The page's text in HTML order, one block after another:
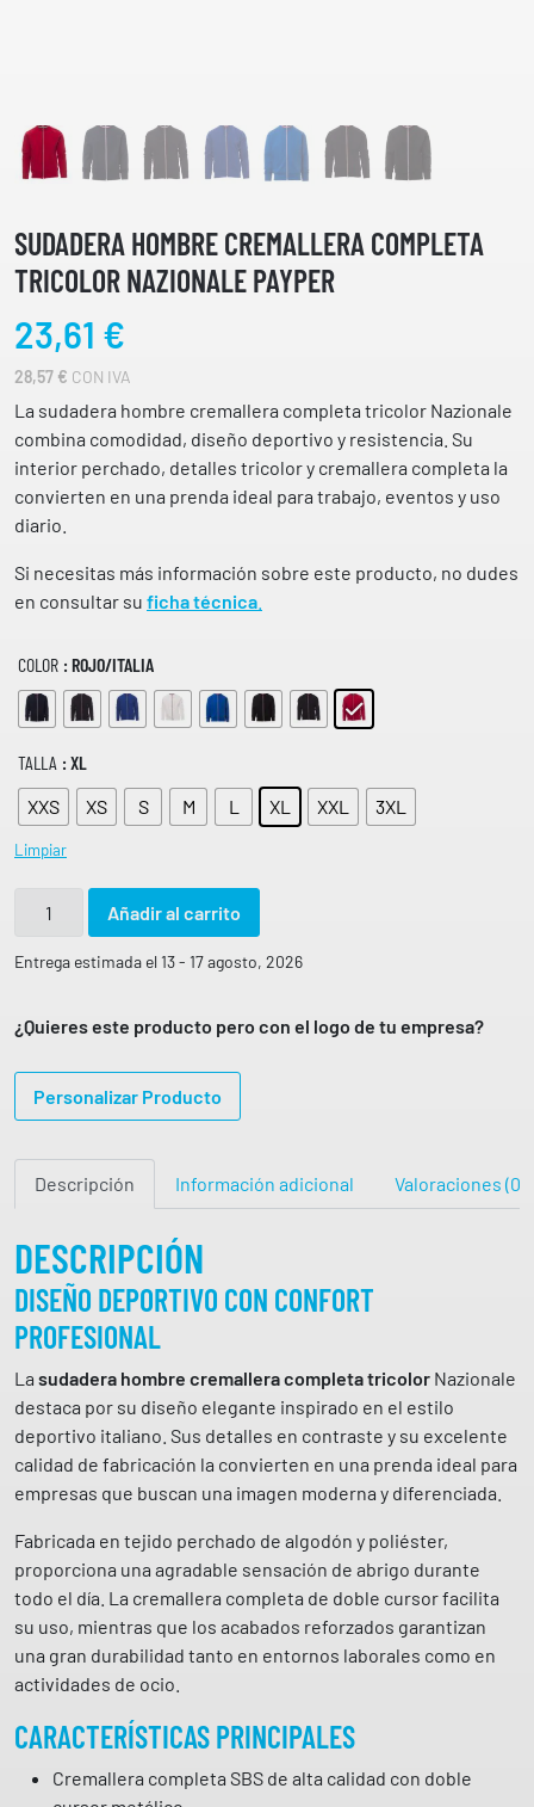
SUDADERA HOMBRE CREMALLERA COMPLETA
TRICOLOR NAZIONALE PAYPER
23,61 €
28,57 € CON IVA
La sudadera hombre cremallera completa tricolor Nazionale
combina comodidad, diseño deportivo y resistencia. Su
interior perchado, detalles tricolor y cremallera completa la
convierten en una prenda ideal para trabajo, eventos y uso
diario.
Si necesitas más información sobre este producto, no dudes
en consultar su ficha técnica
COLOR : ROJO/ITALIA
TALLA : XL
XXS
XS S M L XL XXL 3XL
Limpiar
d
e
r
o
b
r
e
r
m
a
l
l
e
r
c
e
Añadir al carrito
Entrega estimada el 13 - 17 agosto, 2026
¿Quieres este producto pero con el logo de tu empresa?
Personalizar Producto
Descripción Información adicional Valoraciones (0)
DESCRIPCIÓN
DISEÑO DEPORTIVO CON CONFORT
PROFESIONAL
La sudadera hombre cremallera completa tricolor Nazionale
destaca por su diseño elegante inspirado en el estilo
deportivo italiano. Sus detalles en contraste y su excelente
calidad de fabricación la convierten en una prenda ideal para
empresas que buscan una imagen moderna y diferenciada.
Fabricada en tejido perchado de algodón y poliéster,
proporciona una agradable sensación de abrigo durante
todo el día. La cremallera completa de doble cursor facilita
su uso, mientras que los acabados reforzados garantizan
una gran durabilidad tanto en entornos laborales como en
actividades de ocio.
CARACTERÍSTICAS PRINCIPALES
Cremallera completa SBS de alta calidad con doble